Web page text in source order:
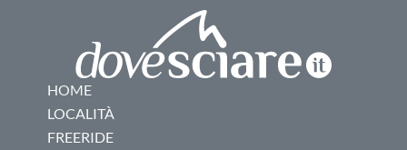
HOME
LOCALITÀ
FREERIDE